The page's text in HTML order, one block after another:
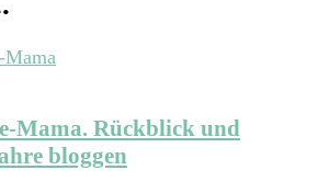
Mama. Rückblick und
bloggen